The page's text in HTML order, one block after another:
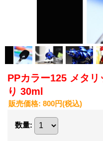
PPカラー125 メタ
り 30ml
販売価格: 800円(税込)
数量: